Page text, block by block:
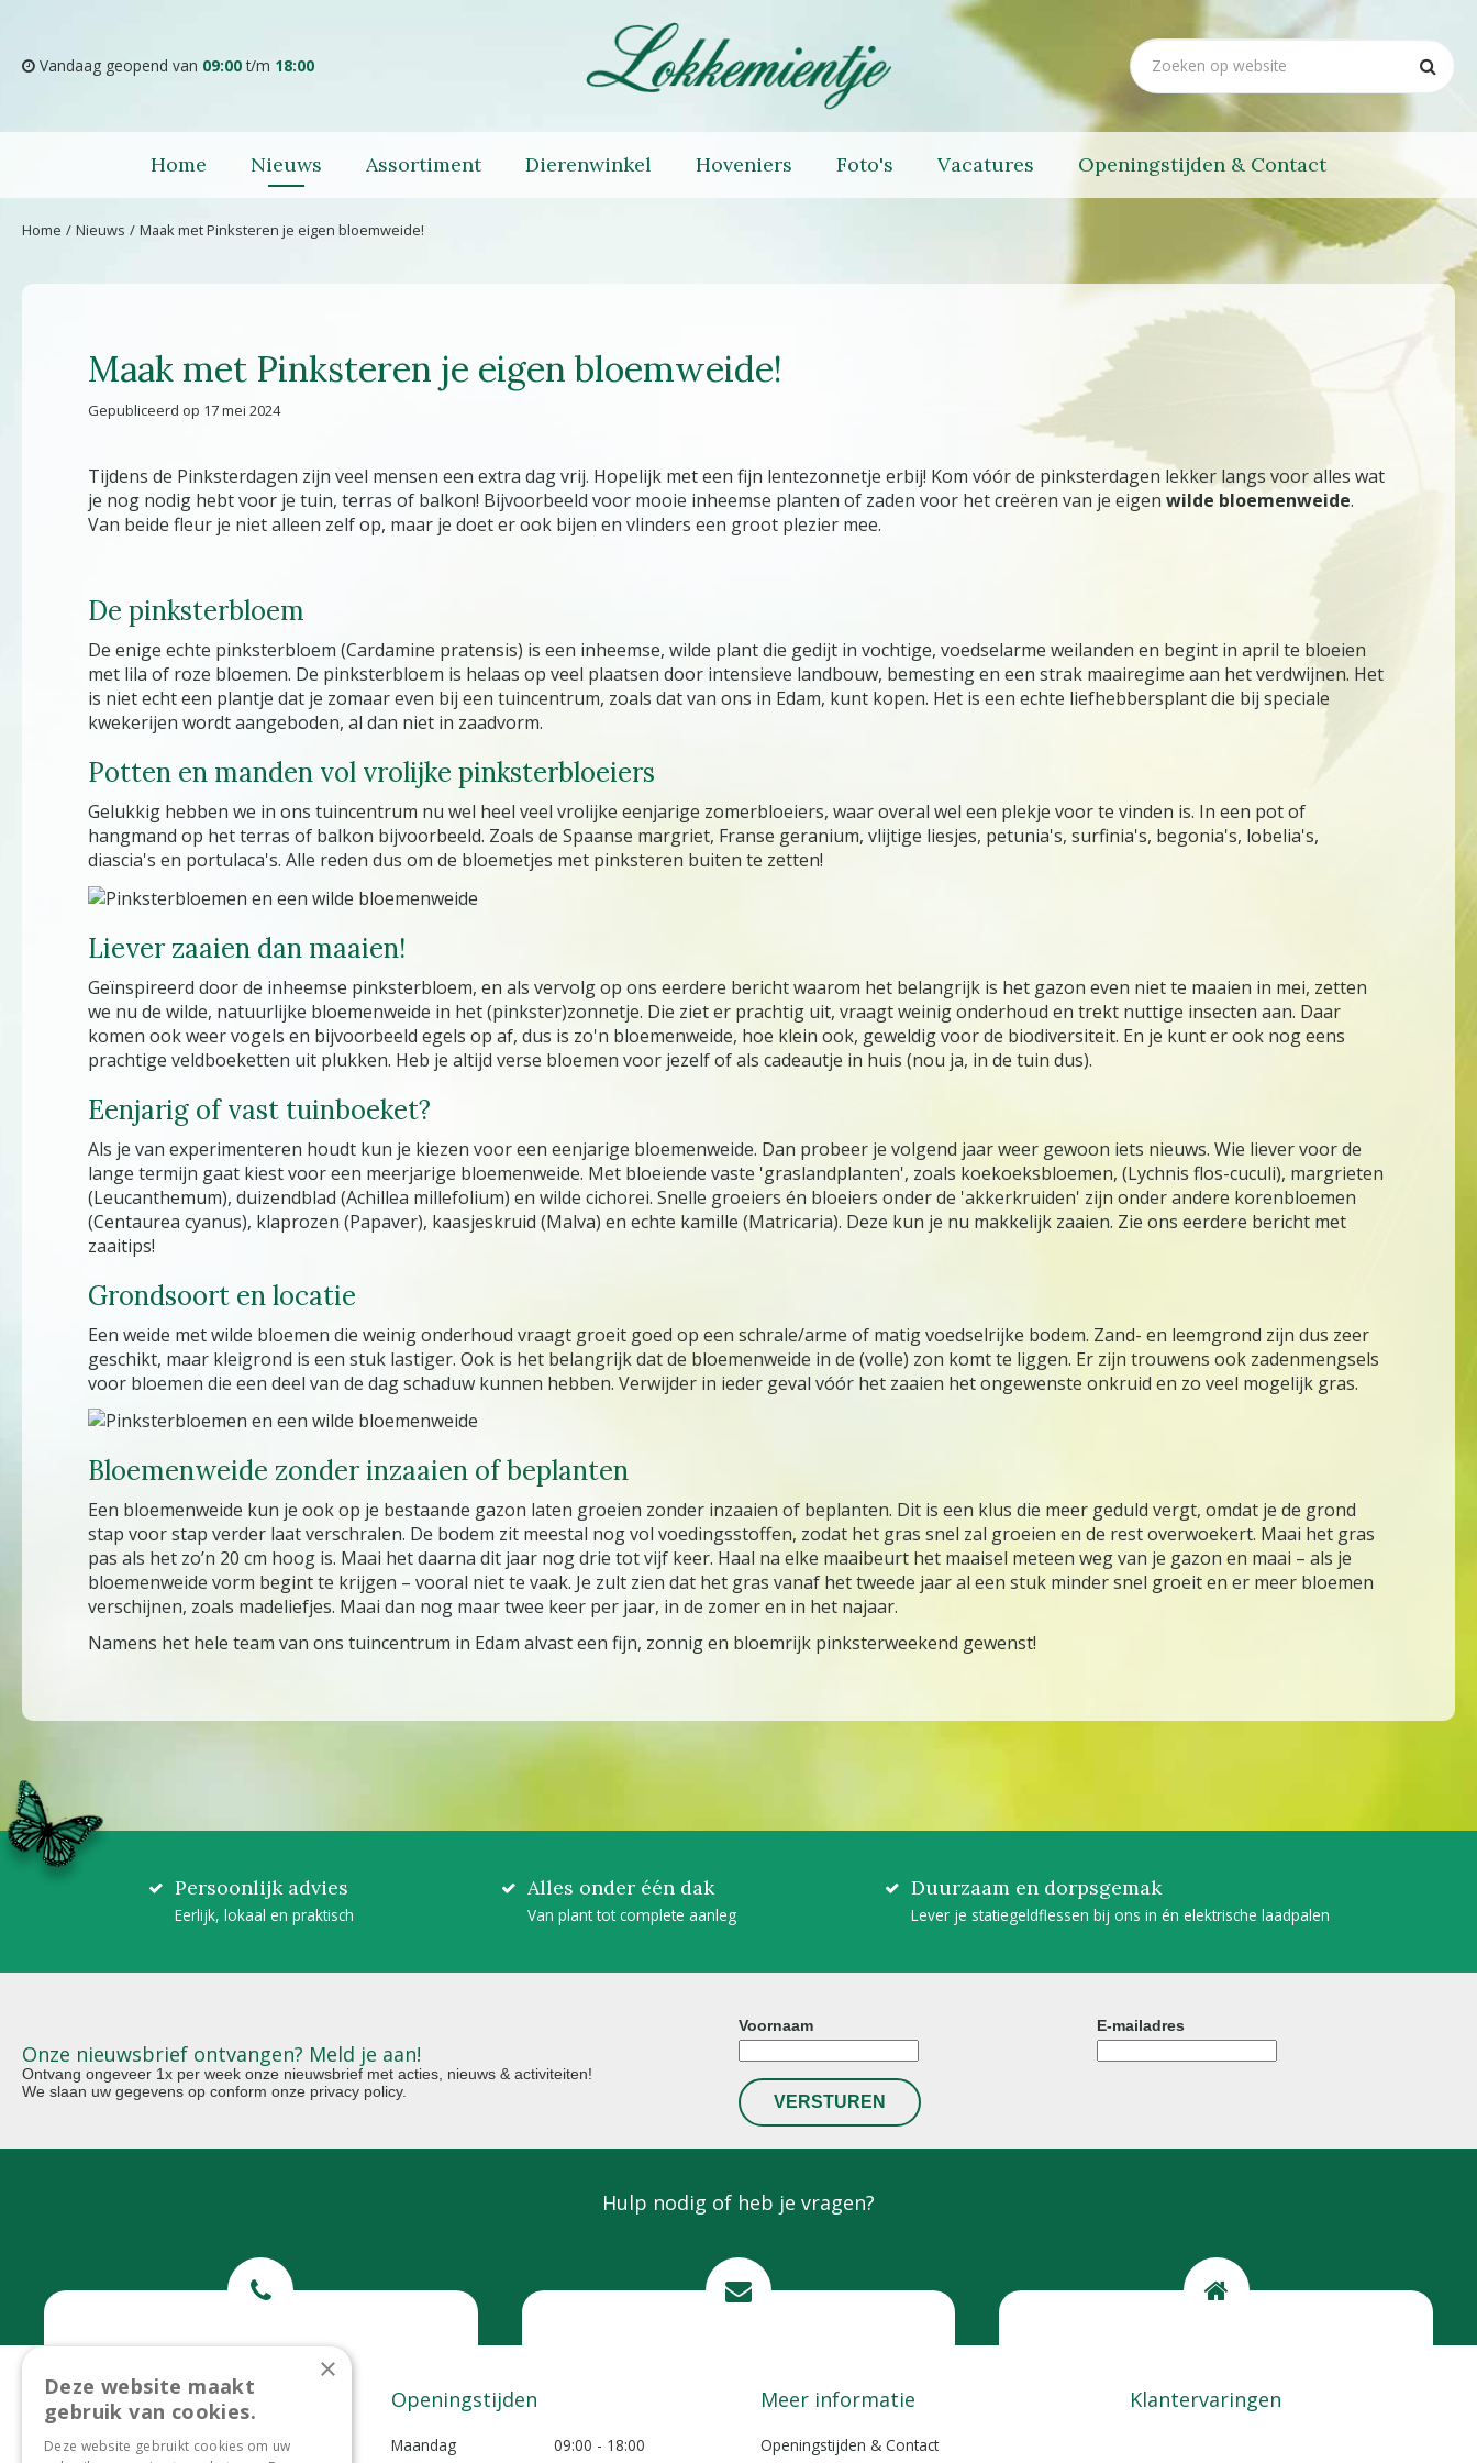
content
Home Nieuws Maak met Pinksteren je eigen bloemweide!
Vandaag geopend van 09:00t/m 18:00
Home Nieuws Assortiment Dierenwinkel Hoveniers Foto's Vacatures Openingstijden & Contact
Maak met Pinksteren je eigen bloemweide!
Gepubliceerd op 17 mei 2024
Tijdens de Pinksterdagen zijn veel mensen een extra dag vrij. Hopelijk met een fijn lentezonnetje erbij! Kom vóór de pinksterdagen lekker langs voor alles wat
je nog nodig hebt voor je tuin, terras of balkon! Bijvoorbeeld voor mooie inheemse planten of zaden voor het creëren van je eigen wilde bloemenweide.
Van beide fleur je niet alleen zelf op, maar je doet er ook bijen en vlinders een groot plezier mee.
De pinksterbloem
De enige echte pinksterbloem (Cardamine pratensis) is een inheemse, wilde plant die gedijt in vochtige, voedselarme weilanden en begint in april te bloeien
met lila of roze bloemen. De pinksterbloem is helaas op veel plaatsen door intensieve landbouw, bemesting en een strak maairegime aan het verdwijnen. Het
is niet echt een plantje dat je zomaar even bij een tuincentrum, zoals dat van ons in Edam, kunt kopen. Het is een echte liefhebbersplant die bij speciale
kwekerijen wordt aangeboden, al dan niet in zaadvorm.
Potten en manden vol vrolijke pinksterbloeiers
Gelukkig hebben we in ons tuincentrum nu wel heel veel vrolijke eenjarige zomerbloeiers, waar overal wel een plekje voor te vinden is. In een pot of
hangmand op het terras of balkon bijvoorbeeld. Zoals de Spaanse margriet, Franse geranium, vlijtige liesjes, petunia's, surfinia's, begonia's, lobelia's,
diascia's en portulaca's. Alle reden dus om de bloemetjes met pinksteren buiten te zetten!
Liever zaaien dan maaien!
Geïnspireerd door de inheemse pinksterbloem, en als vervolg op ons eerdere bericht waarom het belangrijk is het gazon even niet te maaien in mei, zetten
we nu de wilde, natuurlijke bloemenweide in het (pinkster)zonnetje. Die ziet er prachtig uit, vraagt weinig onderhoud en trekt nuttige insecten aan. Daar
komen ook weer vogels en bijvoorbeeld egels op af, dus is zo'n bloemenweide, hoe klein ook, geweldig voor de biodiversiteit. En je kunt er ook nog eens
prachtige veldboeketten uit plukken. Heb je altijd verse bloemen voor jezelf of als cadeautje in huis (nou ja, in de tuin dus).
Eenjarig of vast tuinboeket?
Als je van experimenteren houdt kun je kiezen voor een eenjarige bloemenweide. Dan probeer je volgend jaar weer gewoon iets nieuws. Wie liever voor de
lange termijn gaat kiest voor een meerjarige bloemenweide. Met bloeiende vaste 'graslandplanten', zoals koekoeksbloemen, (Lychnis flos-cuculi), margrieten
(Leucanthemum), duizendblad (Achillea millefolium) en wilde cichorei. Snelle groeiers én bloeiers onder de 'akkerkruiden' zijn onder andere korenbloemen
(Centaurea cyanus), klaprozen (Papaver), kaasjeskruid (Malva) en echte kamille (Matricaria). Deze kun je nu makkelijk zaaien. Zie ons eerdere bericht met
zaaitips!
Grondsoort en locatie
Een weide met wilde bloemen die weinig onderhoud vraagt groeit goed op een schrale/arme of matig voedselrijke bodem. Zand- en leemgrond zijn dus zeer
geschikt, maar kleigrond is een stuk lastiger. Ook is het belangrijk dat de bloemenweide in de (volle) zon komt te liggen. Er zijn trouwens ook zadenmengsels
voor bloemen die een deel van de dag schaduw kunnen hebben. Verwijder in ieder geval vóór het zaaien het ongewenste onkruid en zo veel mogelijk gras.
Bloemenweide zonder inzaaien of beplanten
Een bloemenweide kun je ook op je bestaande gazon laten groeien zonder inzaaien of beplanten. Dit is een klus die meer geduld vergt, omdat je de grond
stap voor stap verder laat verschralen. De bodem zit meestal nog vol voedingsstoffen, zodat het gras snel zal groeien en de rest overwoekert. Maai het gras
pas als het zo’n 20 cm hoog is. Maai het daarna dit jaar nog drie tot vijf keer. Haal na elke maaibeurt het maaisel meteen weg van je gazon en maai – als je
bloemenweide vorm begint te krijgen – vooral niet te vaak. Je zult zien dat het gras vanaf het tweede jaar al een stuk minder snel groeit en er meer bloemen
verschijnen, zoals madeliefjes. Maai dan nog maar twee keer per jaar, in de zomer en in het najaar.
Namens het hele team van ons tuincentrum in Edam alvast een fijn, zonnig en bloemrijk pinksterweekend gewenst!
Persoonlijk advies
Eerlijk, lokaal en praktisch
Alles onder één dak
Van plant tot complete aanleg
Duurzaam en dorpsgemak
Lever je statiegeldflessen bij ons in én elektrische laadpalen
Onze nieuwsbrief ontvangen? Meld je aan!
Ontvang ongeveer 1x per week onze nieuwsbrief met acties, nieuws & activiteiten!
We slaan uw gegevens op conform onze privacy policy.
Voornaam E-mailadres
Hulp nodig of heb je vragen?
0299-372465
info@lokkemientje.nl
Locatie
Contact
Tuincentrum Lokkemientje
Openingstijden
Maandag
09:00 - 18:00
Meer informatie
Openingstijden & Contact
Klantervaringen
×
Deze website maakt
gebruik van cookies.
Deze website gebruikt cookies om uw